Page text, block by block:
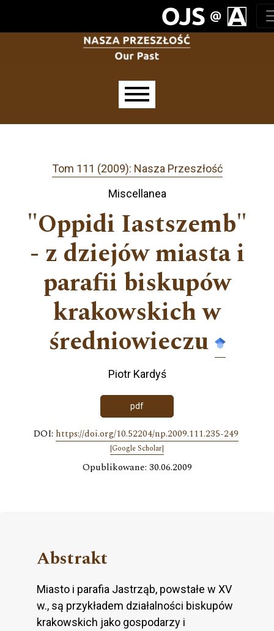
Tom 111 (2009): Nasza Przeszłość
Miscellanea
"Oppidi Iastszemb"
- z dziejów miasta i
parafii biskupów
krakowskich w
średniowieczu
Piotr Kardyś
pdf
DOI: https://doi.org/10.52204/np.2009.111.235-249
[Google Scholar]
Opublikowane: 30.06.2009
Abstrakt
Miasto i parafia Jastrząb, powstałe w XV
w., są przykładem działalności biskupów
krakowskich jako gospodarzy i